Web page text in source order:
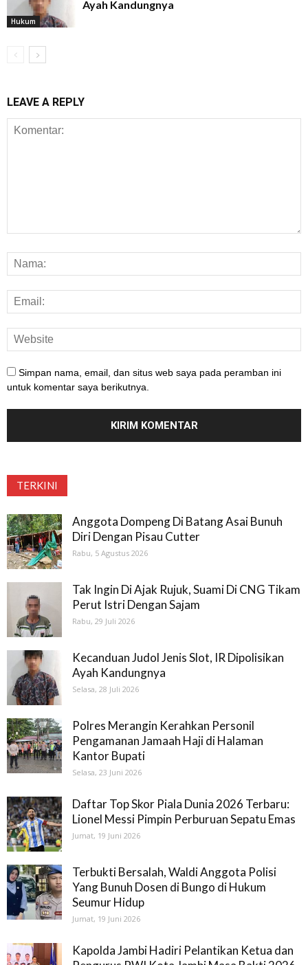
Hukum
Ayah Kandungnya
LEAVE A REPLY
Simpan nama, email, dan situs web saya pada peramban ini
untuk komentar saya berikutnya.
TERKINI
Anggota Dompeng Di Batang Asai Bunuh
Diri Dengan Pisau Cutter
Rabu, 5 Agustus 2026
Tak Ingin Di Ajak Rujuk, Suami Di CNG Tikam
Perut Istri Dengan Sajam
Rabu, 29 Juli 2026
Kecanduan Judol Jenis Slot, IR Dipolisikan
Ayah Kandungnya
Selasa, 28 Juli 2026
Polres Merangin Kerahkan Personil
Pengamanan Jamaah Haji di Halaman
Kantor Bupati
Selasa, 23 Juni 2026
Daftar Top Skor Piala Dunia 2026 Terbaru:
Lionel Messi Pimpin Perburuan Sepatu Emas
Jumat, 19 Juni 2026
Terbukti Bersalah, Waldi Anggota Polisi
Yang Bunuh Dosen di Bungo di Hukum
Seumur Hidup
Jumat, 19 Juni 2026
Kapolda Jambi Hadiri Pelantikan Ketua dan